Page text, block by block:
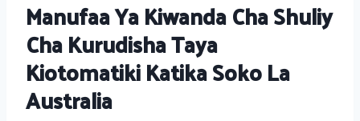
Manufaa Ya Kiwanda Cha Shuliy
Cha Kurudisha Taya
Kiotomatiki Katika Soko La
Australia